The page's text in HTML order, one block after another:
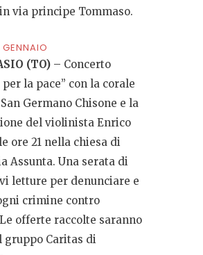
via principe Tommaso.
(TO) – Concerto
la pace” con la corale
Germano Chisone e la
del violinista Enrico
ore 21 nella chiesa di
Assunta. Una serata di
letture per denunciare e
crimine contro
offerte raccolte saranno
gruppo Caritas di